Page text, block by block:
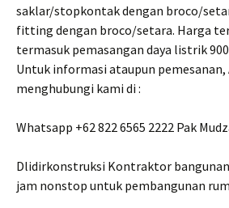
saklar/stopkontak dengan broco/
fitting dengan broco/setara. Harga
termasuk pemasangan daya listrik
Untuk informasi ataupun pemesanan,
menghubungi kami di :
Whatsapp +62 822 6565 2222 Pak
Dlidirkonstruksi Kontraktor
jam nonstop untuk pembangunan